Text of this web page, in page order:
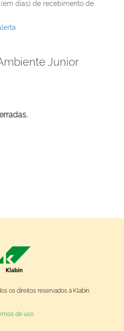
dias) de recebimento de
Junior
os direitos reservados à Klabin
de uso